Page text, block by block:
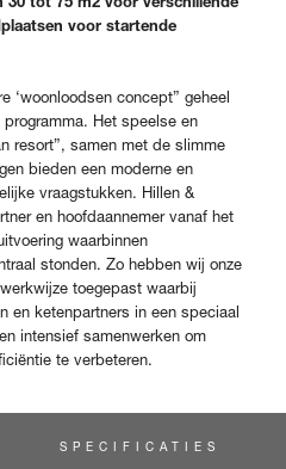
voor startende
‘woonloodsen concept” geheel
Het speelse en
resort”, samen met de slimme
bieden een moderne en
vraagstukken. Hillen &
en hoofdaannemer vanaf het
waarbinnen
stonden. Zo hebben wij onze
toegepast waarbij
en ketenpartners in een speciaal
intensief samenwerken om
te verbeteren.
SPECIFICATIES